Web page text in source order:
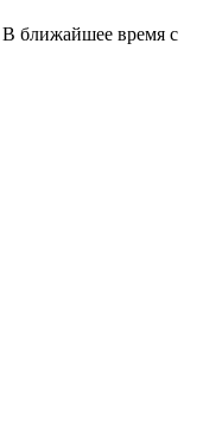
ближайшее время с